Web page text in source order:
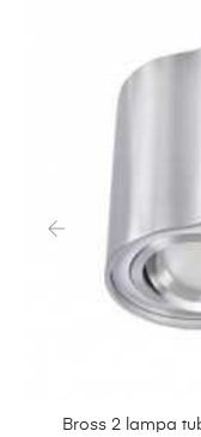
Bross 2 lampa